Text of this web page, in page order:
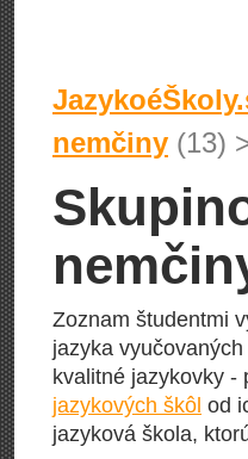
nemčiny (13)
Zoznam študentmi
jazyka
kvalitné jazykovky -
jazykových škôl od
jazyková škola,